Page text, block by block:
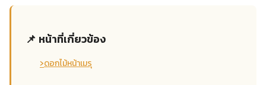
📌 หน้าที่เกี่ยวข้อง
›ดอกไม้หน้าเมรุ